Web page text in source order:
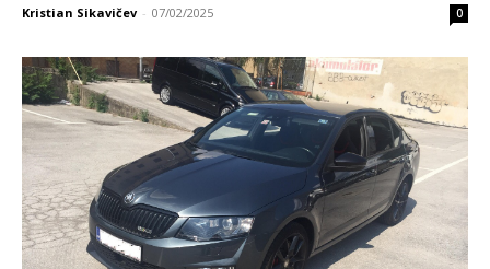
Kristian Sikavičev - 07/02/2025 0